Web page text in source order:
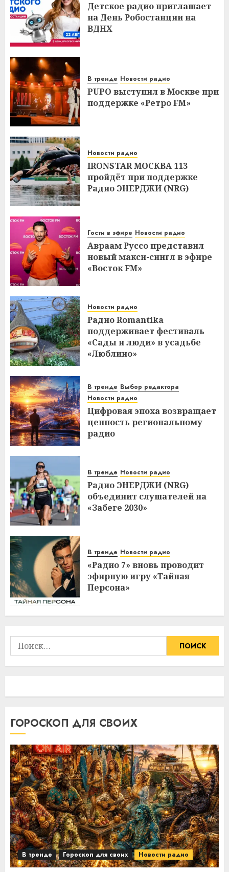
Детское радио приглашает
на День Робостанции на
ВДНХ
В тренде Новости радио
PUPO выступил в Москве при
поддержке «Ретро FM»
Новости радио
IRONSTAR МОСКВА 113
пройдёт при поддержке
Радио ЭНЕРДЖИ (NRG)
Гости в эфире Новости радио
Авраам Руссо представил
новый макси-сингл в эфире
«Восток FM»
Новости радио
Радио Romantika
поддерживает фестиваль
«Сады и люди» в усадьбе
«Люблино»
В тренде Выбор редактора
Новости радио
Цифровая эпоха возвращает
ценность региональному
радио
В тренде Новости радио
Радио ЭНЕРДЖИ (NRG)
объединит слушателей на
«Забеге 2030»
В тренде Новости радио
«Радио 7» вновь проводит
эфирную игру «Тайная
Персона»
Найти:
ГОРОСКОП ДЛЯ СВОИХ
В тренде Гороскоп для своих Новости радио